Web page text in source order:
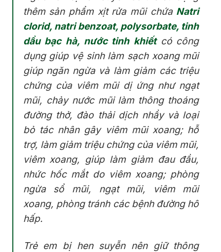
thêm sản phẩm xịt rửa mũi chứa Natri
clorid, natri benzoat, polysorbate, tinh
dầu bạc hà, nước tinh khiếtcó công
dụng giúp vệ sinh làm sạch xoang mũi
giúp ngăn ngừa và làm giảm các triệu
chứng của viêm mũi dị ứng như ngạt
mũi, chảy nước mũi làm thông thoáng
đường thở, đào thải dịch nhầy và loại
bỏ tác nhân gây viêm mũi xoang; hỗ
trợ, làm giảm triệu chứng của viêm mũi,
viêm xoang, giúp làm giảm đau đầu,
nhức hốc mắt do viêm xoang; phòng
ngừa sổ mũi, ngạt mũi, viêm mũi
xoang, phòng tránh các bệnh đường hô
hấp.
Trẻ em bị hen suyễn nên giữ thông